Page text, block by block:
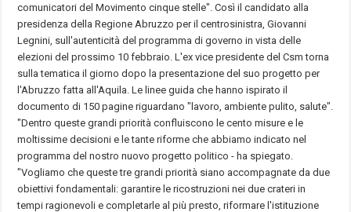
comunicatori del Movimento cinque stelle". Così il candidato alla
presidenza della Regione Abruzzo per il centrosinistra, Giovanni
Legnini, sull'autenticità del programma di governo in vista delle
elezioni del prossimo 10 febbraio. L'ex vice presidente del Csm torna
sulla tematica il giorno dopo la presentazione del suo progetto per
l'Abruzzo fatta all'Aquila. Le linee guida che hanno ispirato il
documento di 150 pagine riguardano "lavoro, ambiente pulito, salute".
"Dentro queste grandi priorità confluiscono le cento misure e le
moltissime decisioni e le tante riforme che abbiamo indicato nel
programma del nostro nuovo progetto politico - ha spiegato.
"Vogliamo che queste tre grandi priorità siano accompagnate da due
obiettivi fondamentali: garantire le ricostruzioni nei due crateri in
tempi ragionevoli e completarle al più presto, riformare l'istituzione